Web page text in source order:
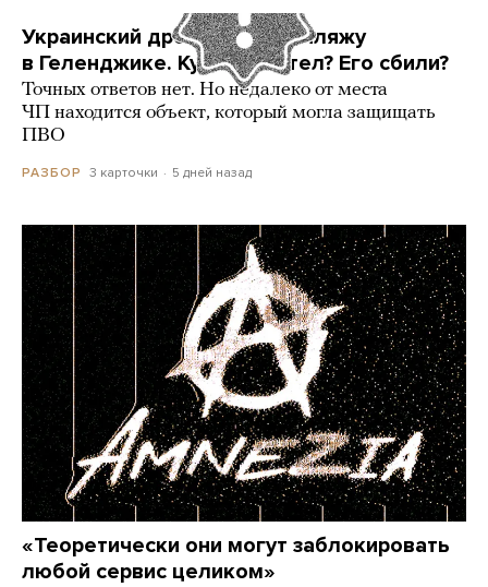
Украинский дрон попал по пляжу
в Геленджике. Куда он летел? Его сбили?
Точных ответов нет. Но недалеко от места
ЧП находится объект, который могла защищать
ПВО
РАЗБОР 3 карточки 5 дней назад
«Теоретически они могут заблокировать
любой сервис целиком»